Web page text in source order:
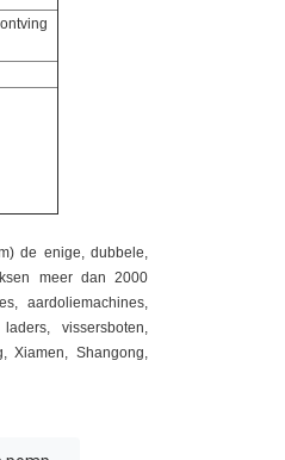
de enige, dubbele,
meer dan 2000
aardoliemachines,
vissersboten,
Xiamen, Shangong,